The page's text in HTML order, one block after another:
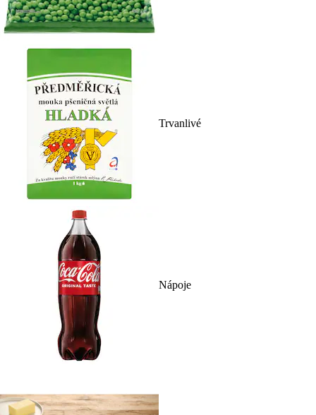
Trvanlivé
Nápoje